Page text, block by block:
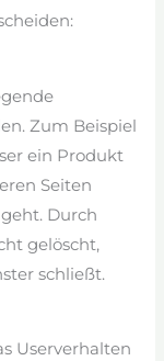
Zum Beispiel
ein Produkt
Seiten
Durch
gelöscht,
schließt.
Userverhalten